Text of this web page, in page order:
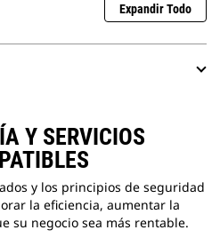
Expandir Todo
Y SERVICIOS
y los principios de seguridad
la eficiencia, aumentar la
su negocio sea más rentable.